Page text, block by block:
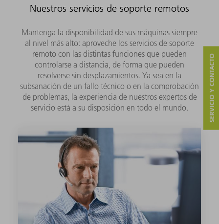
Nuestros servicios de soporte remotos
Mantenga la disponibilidad de sus máquinas siempre
al nivel más alto: aproveche los servicios de soporte
remoto con las distintas funciones que pueden
controlarse a distancia, de forma que pueden
resolverse sin desplazamientos. Ya sea en la
subsanación de un fallo técnico o en la comprobación
de problemas, la experiencia de nuestros expertos de
servicio está a su disposición en todo el mundo.
SERVICIO Y CONTACTO